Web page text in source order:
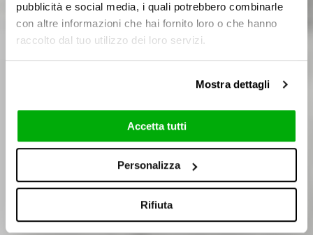
pubblicità e social media, i quali potrebbero combinarle
con altre informazioni che hai fornito loro o che hanno
raccolto dal tuo utilizzo dei loro servizi.
Mostra dettagli
Accetta tutti
Personalizza
Rifiuta